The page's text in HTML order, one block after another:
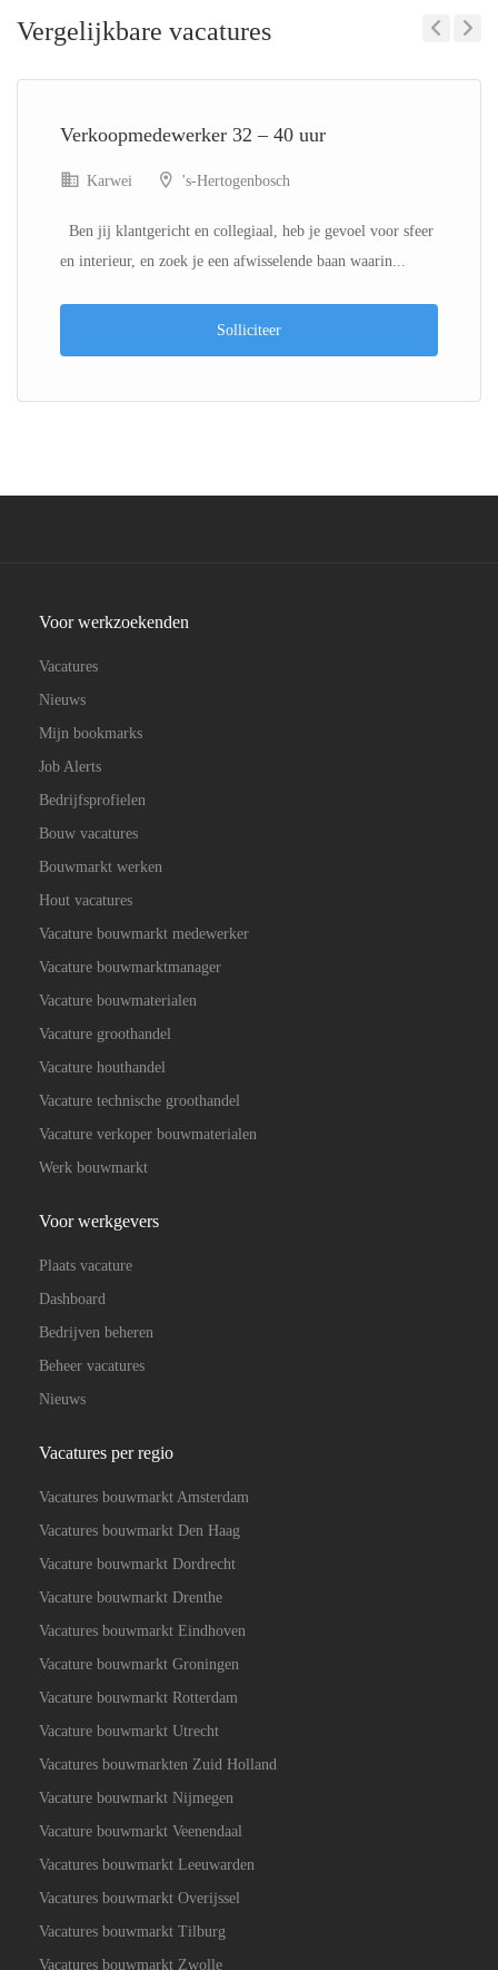
Vergelijkbare vacatures
Verkoopmedewerker 32 – 40 uur
Karwei 's-Hertogenbosch
Ben jij klantgericht en collegiaal, heb je gevoel voor sfeer
en interieur, en zoek je een afwisselende baan waarin...
Solliciteer
Voor werkzoekenden
Vacatures
Nieuws
Mijn bookmarks
Job Alerts
Bedrijfsprofielen
Bouw vacatures
Bouwmarkt werken
Hout vacatures
Vacature bouwmarkt medewerker
Vacature bouwmarktmanager
Vacature bouwmaterialen
Vacature groothandel
Vacature houthandel
Vacature technische groothandel
Vacature verkoper bouwmaterialen
Werk bouwmarkt
Voor werkgevers
Plaats vacature
Dashboard
Bedrijven beheren
Beheer vacatures
Nieuws
Vacatures per regio
Vacatures bouwmarkt Amsterdam
Vacatures bouwmarkt Den Haag
Vacature bouwmarkt Dordrecht
Vacature bouwmarkt Drenthe
Vacatures bouwmarkt Eindhoven
Vacature bouwmarkt Groningen
Vacature bouwmarkt Rotterdam
Vacature bouwmarkt Utrecht
Vacatures bouwmarkten Zuid Holland
Vacature bouwmarkt Nijmegen
Vacature bouwmarkt Veenendaal
Vacatures bouwmarkt Leeuwarden
Vacatures bouwmarkt Overijssel
Vacatures bouwmarkt Tilburg
Vacatures bouwmarkt Zwolle